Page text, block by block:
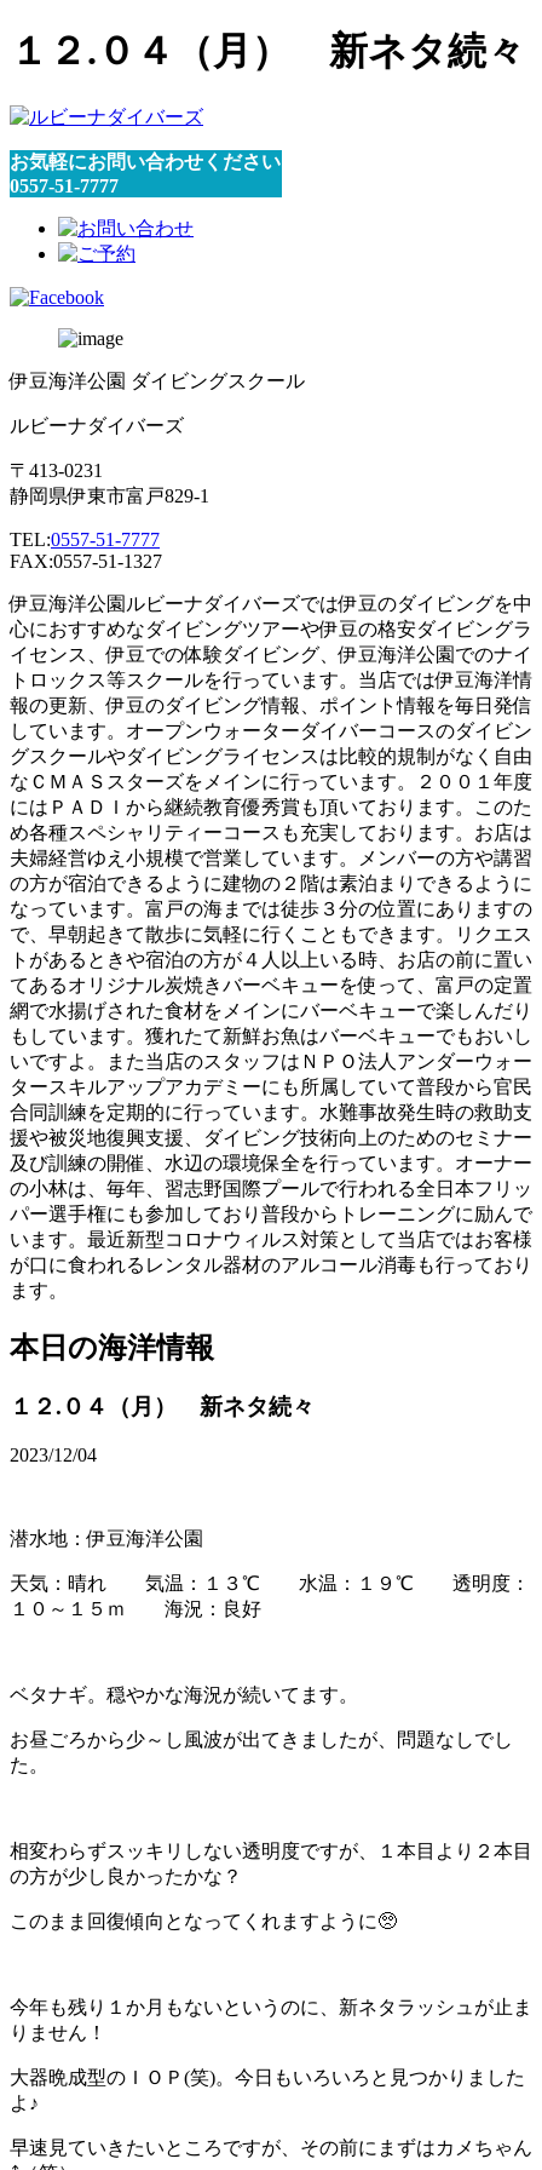
１２.０４（月） 新ネタ続々
お気軽にお問い合わせください
0557-51-7777
伊豆海洋公園 ダイビングスクール
ルビーナダイバーズ
〒413-0231
静岡県伊東市富戸829-1
TEL:0557-51-7777
FAX:0557-51-1327
伊豆海洋公園ルビーナダイバーズでは伊豆のダイビングを中
心におすすめなダイビングツアーや伊豆の格安ダイビングラ
イセンス、伊豆での体験ダイビング、伊豆海洋公園でのナイ
トロックス等スクールを行っています。当店では伊豆海洋情
報の更新、伊豆のダイビング情報、ポイント情報を毎日発信
しています。オープンウォーターダイバーコースのダイビン
グスクールやダイビングライセンスは比較的規制がなく自由
なＣＭＡＳスターズをメインに行っています。２００１年度
にはＰＡＤＩから継続教育優秀賞も頂いております。このた
め各種スペシャリティーコースも充実しております。お店は
夫婦経営ゆえ小規模で営業しています。メンバーの方や講習
の方が宿泊できるように建物の２階は素泊まりできるように
なっています。富戸の海までは徒歩３分の位置にありますの
で、早朝起きて散歩に気軽に行くこともできます。リクエス
トがあるときや宿泊の方が４人以上いる時、お店の前に置い
てあるオリジナル炭焼きバーベキューを使って、富戸の定置
網で水揚げされた食材をメインにバーベキューで楽しんだり
もしています。獲れたて新鮮お魚はバーベキューでもおいし
いですよ。また当店のスタッフはＮＰＯ法人アンダーウォー
タースキルアップアカデミーにも所属していて普段から官民
合同訓練を定期的に行っています。水難事故発生時の救助支
援や被災地復興支援、ダイビング技術向上のためのセミナー
及び訓練の開催、水辺の環境保全を行っています。オーナー
の小林は、毎年、習志野国際プールで行われる全日本フリッ
パー選手権にも参加しており普段からトレーニングに励んで
います。最近新型コロナウィルス対策として当店ではお客様
が口に食われるレンタル器材のアルコール消毒も行っており
ます。
本日の海洋情報
１２.０４（月） 新ネタ続々
2023/12/04
潜水地：伊豆海洋公園
天気：晴れ 気温：１３℃ 水温：１９℃ 透明度：
１０～１５ｍ 海況：良好
ベタナギ。穏やかな海況が続いてます。
お昼ごろから少～し風波が出てきましたが、問題なしでし
た。
相変わらずスッキリしない透明度ですが、１本目より２本目
の方が少し良かったかな？
このまま回復傾向となってくれますように🥺
今年も残り１か月もないというのに、新ネタラッシュが止ま
りません！
大器晩成型のＩＯＰ(笑)。今日もいろいろと見つかりました
よ♪
早速見ていきたいところですが、その前にまずはカメちゃん